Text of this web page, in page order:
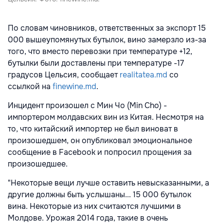
По словам чиновников, ответственных за экспорт 15
000 вышеупомянутых бутылок, вино замерзло из-за
того, что вместо перевозки при температуре +12,
бутылки были доставлены при температуре -17
градусов Цельсия, сообщаетrealitatea.md со
ссылкой на finewine.md.
Инцидент произошел с Мин Чо (Min Cho) -
импортером молдавских вин из Китая. Несмотря на
то, что китайский импортер не был виноват в
произошедшем, он опубликовал эмоциональное
сообщение в Facebook и попросил прощения за
произошедшее.
"Некоторые вещи лучше оставить невысказанными, а
другие должны быть услышаны... 15 000 бутылок
вина. Некоторые из них считаются лучшими в
Молдове. Урожая 2014 года, такие в очень